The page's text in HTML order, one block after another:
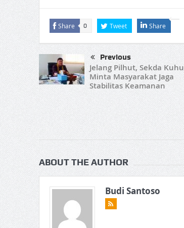
Share 0 Tweet Share
Previous
Jelang Pilhut, Sekda Kuhu
Minta Masyarakat Jaga
Stabilitas Keamanan
ABOUT THE AUTHOR
Budi Santoso